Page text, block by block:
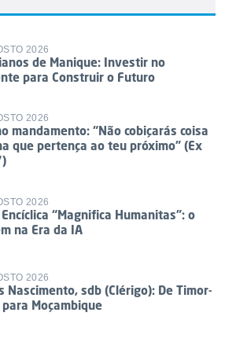
2026
de Manique: Investir no
para Construir o Futuro
2026
mandamento: “Não cobiçarás coisa
que pertença ao teu próximo” (Ex
2026
“Magnifica Humanitas”: o
na Era da IA
2026
Nascimento, sdb (Clérigo): De Timor-
Moçambique